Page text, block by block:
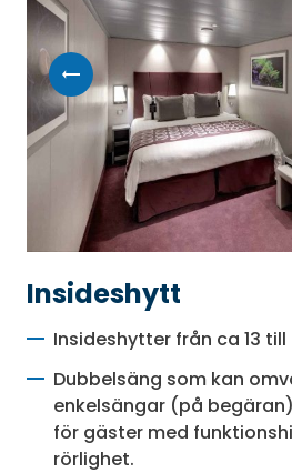
Insideshytt
Insideshytter från ca 13 till
Dubbelsäng som kan
enkelsängar (på
för gäster med
rörlighet.